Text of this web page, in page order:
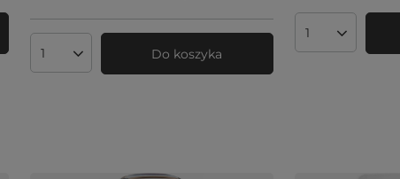
Ilość produktów Do koszyka
Ilość produktów